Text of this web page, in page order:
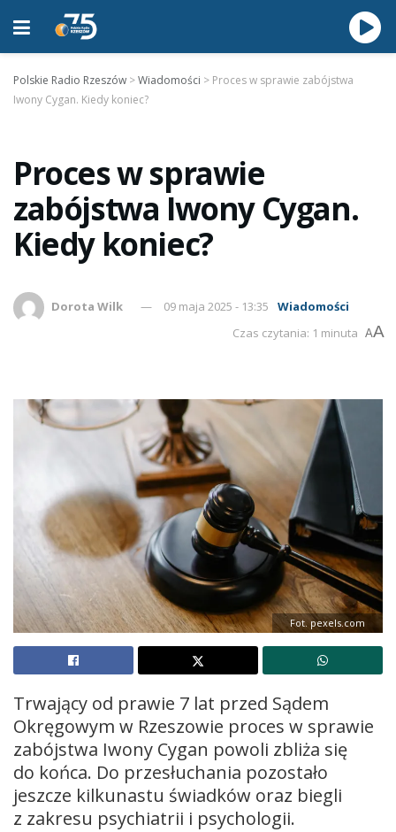
Polskie Radio Rzeszów >Wiadomości > Proces w sprawie zabójstwa
Iwony Cygan. Kiedy koniec?
Proces w sprawie
zabójstwa Iwony Cygan.
Kiedy koniec?
Dorota Wilk 09 maja 2025 - 13:35
Wiadomości
Czas czytania: 1 minuta AA
Fot. pexels.com
Trwający od prawie 7 lat przed Sądem
Okręgowym w Rzeszowie proces w sprawie
zabójstwa Iwony Cygan powoli zbliża się
do końca. Do przesłuchania pozostało
jeszcze kilkunastu świadków oraz biegli
z zakresu psychiatrii i psychologii.